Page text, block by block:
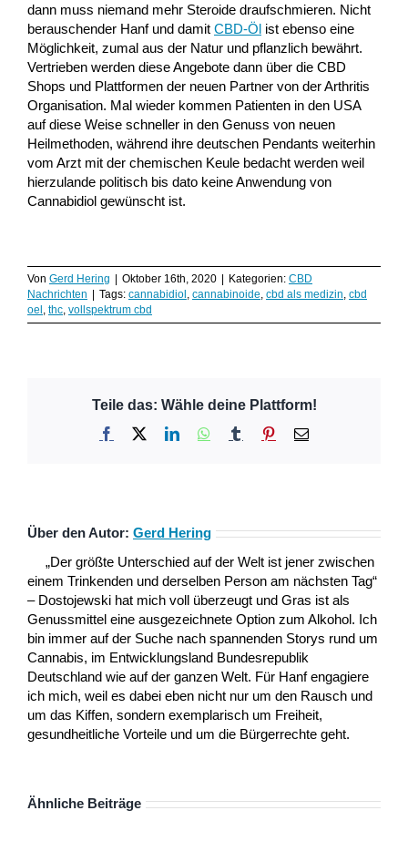
dann muss niemand mehr Steroide draufschmieren. Nicht
berauschender Hanf und damit CBD-Öl ist ebenso eine
Möglichkeit, zumal aus der Natur und pflanzlich bewährt.
Vertrieben werden diese Angebote dann über die CBD
Shops und Plattformen der neuen Partner von der Arthritis
Organisation. Mal wieder kommen Patienten in den USA
auf diese Weise schneller in den Genuss von neuen
Heilmethoden, während ihre deutschen Pendants weiterhin
vom Arzt mit der chemischen Keule bedacht werden weil
hierzulande politisch bis dato keine Anwendung von
Cannabidiol gewünscht ist.
Von Gerd Hering Oktober 16th, 2020 Kategorien: CBD
Nachrichten
Tags: cannabidiol , cannabinoide, cbd als medizin, cbd
oel , thc, vollspektrum cbd
Teile das: Wähle deine Plattform!
Facebook LinkedInWhatsApp
Tumblr Pinterest
E-
Über den Autor: Gerd Hering
„Der größte Unterschied auf der Welt ist jener zwischen
einem Trinkenden und derselben Person am nächsten Tag“
– Dostojewski hat mich voll überzeugt und Gras ist als
Genussmittel eine ausgezeichnete Option zum Alkohol. Ich
bin immer auf der Suche nach spannenden Storys rund um
Cannabis, im Entwicklungsland Bundesrepublik
Deutschland wie auf der ganzen Welt. Für Hanf engagiere
ich mich, weil es dabei eben nicht nur um den Rausch und
um das Kiffen, sondern exemplarisch um Freiheit,
gesundheitliche Vorteile und um die Bürgerrechte geht.
Ähnliche Beiträge